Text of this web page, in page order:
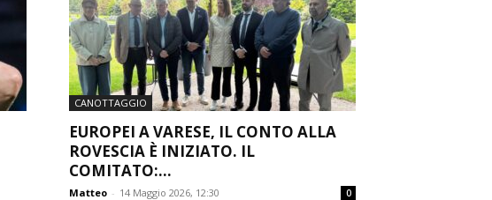
CANOTTAGGIO
EUROPEI A VARESE, IL CONTO ALLA
ROVESCIA È INIZIATO. IL
COMITATO:...
Matteo - 14 Maggio 2026, 12:30 0